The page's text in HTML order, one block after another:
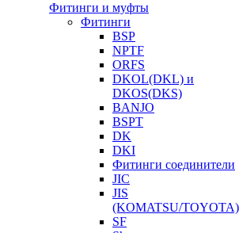
Фитинги и муфты
Фитинги
BSP
NPTF
ORFS
DKOL(DKL) и
DKOS(DKS)
BANJO
BSPT
DK
DKI
Фитинги соединители
JIC
JIS
(KOMATSU/TOYOTA)
SF